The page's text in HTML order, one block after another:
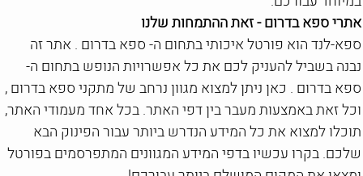
אתרי ספא בדרום - זאת ההתמחות שלנו
ספא-לנד הוא פורטל איכותי בתחום ה- ספא בדרום . אתר זה
נבנה בשביל להעניק לכם את כל אפשרויות הנופש בתחום ה-
ספא בדרום . כאן ניתן למצוא מגוון נרחב של מתקני ספא בדרום ,
וכל זאת באמצעות מעבר בין דפי האתר. בכל אחד מעמודי האתר,
תוכלו למצוא את כל המידע הנדרש ביותר עבור הפינוק הבא
שלכם. בקרו עכשיו בדפי המידע המגוונים המתפרסמים בפורטל